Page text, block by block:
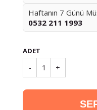
Haftanın 7 Günü
0532 211 1993
ADET
- 1 +